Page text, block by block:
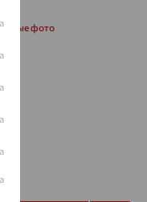
фото
₽